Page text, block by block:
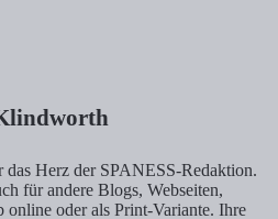
Herz der SPANESS-Redaktion.
für andere Blogs, Webseiten,
online oder als Print-Variante. Ihre